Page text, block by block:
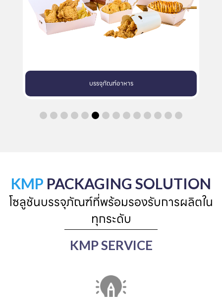
บรรจุภัณฑ์อาหาร
KMP PACKAGING SOLUTION
โซลูชันบรรจุภัณฑ์ที่พร้อมรองรับการผลิตใน
ทุกระดับ
KMP SERVICE